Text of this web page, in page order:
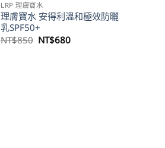
LRP 理膚寶水
理膚寶水 安得利溫和極效防曬
乳SPF50+
NT$850 原
NT$680目